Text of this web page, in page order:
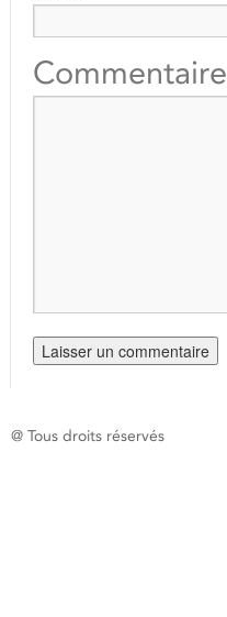
Commentaire
@ Tous droits réservés